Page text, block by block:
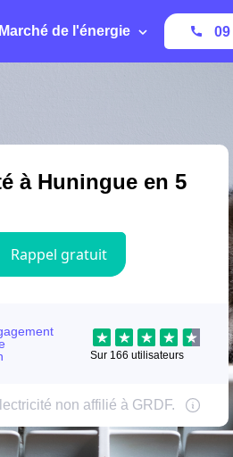
Marché de l'énergie 09